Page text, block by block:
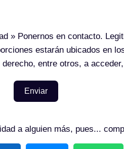
» Ponernos en contacto.
estarán ubicados en
entre otros, a
Enviar
a alguien más, pues...